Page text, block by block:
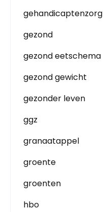
gehandicaptenzorg
gezond
gezond eetschema
gezond gewicht
gezonder leven
ggz
granaatappel
groente
groenten
hbo